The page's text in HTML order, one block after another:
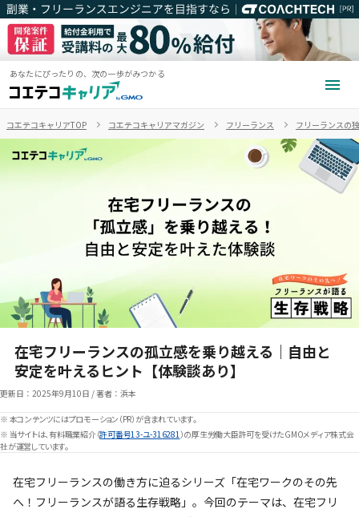
あなたにぴったりの、次の一歩がみつかる
コエテコキャリアTOP コエテコキャリアマガジン フリーランス フリーランスの
在宅フリーランスの孤立感を乗り越える｜自由と
安定を叶えるヒント【体験談あり】
更新日： 2025年9月10日 /著者：浜本
※ 本コンテンツにはプロモーション（PR）が含まれています。
※ 当サイトは、有料職業紹介（許可番号13-ユ-316281 ）の厚生労働大臣許可を受けたGMOメディア株式会
社が運営しています。
在宅フリーランスの働き方に迫るシリーズ「在宅ワークのその先
へ！フリーランスが語る生存戦略」。今回のテーマは、在宅フリ